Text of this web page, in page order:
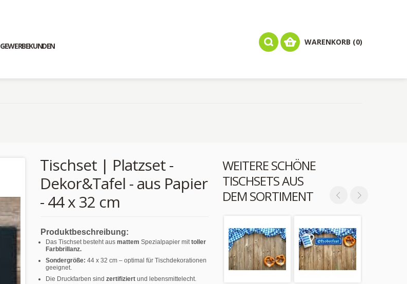
GEWERBEKUNDEN
WARENKORB (0)
WEITERE SCHÖNE
TISCHSETS AUS
DEM SORTIMENT
Tischset | Platzset -
Dekor&Tafel - aus Papier
- 44 x 32 cm
Produktbeschreibung:
Das Tischset besteht aus mattem Spezialpapier mittoller
Farbbrillanz.
Sondergröße: 44 x 32 cm – optimal für Tischdekorationen
geeignet.
Die Druckfarben sind zertifiziert und lebensmittelecht.